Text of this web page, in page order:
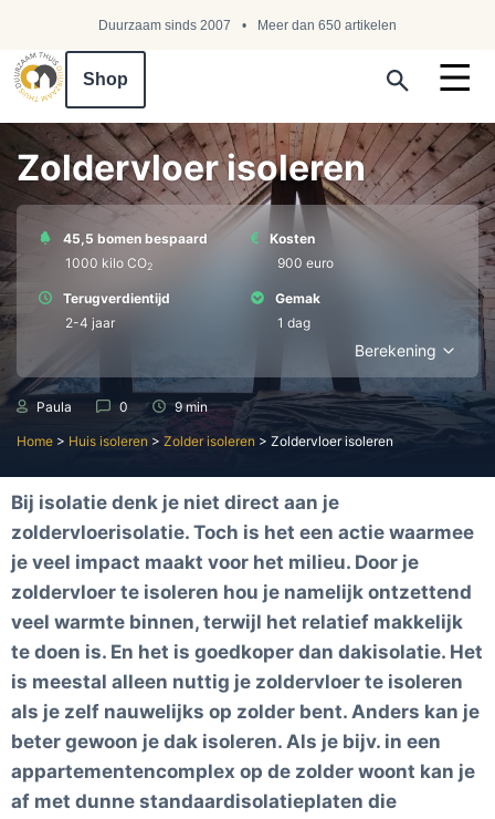
Duurzaam sinds 2007 Meer dan 650 artikelen
Shop
Zoldervloer isoleren
45,5 bomen bespaard
1000 kilo СО2
Kosten
900 euro
Terugverdientijd
2-4 jaar
Gemak
1 dag
Berekening
Paula 0 9 min
Home > Huis isoleren > Zolder isoleren > Zoldervloer isoleren
Bij isolatie denk je niet direct aan je
zoldervloerisolatie. Toch is het een actie waarmee
je veel impact maakt voor het milieu. Door je
zoldervloer te isoleren hou je namelijk ontzettend
veel warmte binnen, terwijl het relatief makkelijk
te doen is. En het is goedkoper dan dakisolatie. Het
is meestal alleen nuttig je zoldervloer te isoleren
als je zelf nauwelijks op zolder bent. Anders kan je
beter gewoon je dak isoleren. Als je bijv. in een
appartementencomplex op de zolder woont kan je
af met dunne standaardisolatieplaten die